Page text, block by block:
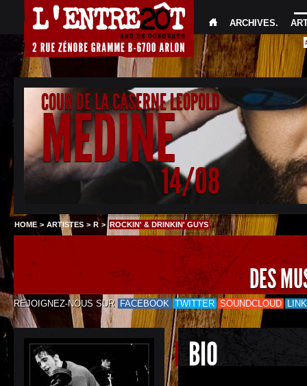
ARCHIVES.
COUR DE LA CASERNE LEOPOLD
MEDINE
14/08
HOME > ARTISTES > R > ROCKIN' & DRINKIN' GUYS
DES
REJOIGNEZ-NOUS SUR FACEBOOK TWITTER SOUNDCLOUD
BIO